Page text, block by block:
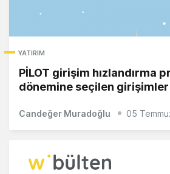
YATIRIM
PİLOT girişim hızlandırma
dönemine seçilen girişimler
Candeğer Muradoğlu 05